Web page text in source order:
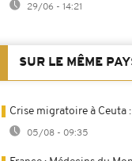
29/06 - 14:21
SUR LE MÊME
Crise migratoire à Ceuta
05/08 - 09:35